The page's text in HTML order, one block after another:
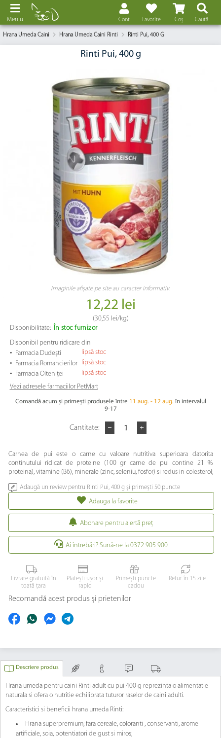
Coș
Favorite
Cont Caută
Meniu
Hrana Umeda Caini Hrana Umeda Caini Rinti Rinti Pui, 400 G
Rinti Pui, 400 g
Imaginile afișate pe site au caracter informativ.
12,22 lei
(30,55 lei/kg)
Disponibilitate:
În stoc furnizor
Disponibil pentru ridicare din
• Farmacia Dudești lipsă stoc
• Farmacia Romancierilor lipsă stoc
• Farmacia Olteniței
lipsă stoc
Vezi adresele farmaciilor PetMart
Comandă acum și primești produsele între 11 aug. - 12 aug. în intervalul
9-17
Cantitate:
Carnea de pui este o carne cu valoare nutritiva superioara datorita
continutului ridicat de proteine (100 gr carne de pui contine 21 %
proteina), vitamine (B6), minerale (zinc, seleniu, fosfor) si redus in colesterol;
Adaugă un review pentru Rinti Pui, 400 g și primești 50 puncte
Adauga la favorite
Abonare pentru alertă preţ
Ai întrebări? Sună-ne la 0372 905 900
Livrare gratuită în
toată țara
Platești ușor și
rapid
Primești puncte
cadou
Retur în 15 zile
Recomandă acest produs și prietenilor
Descriere produs
Hrana umeda pentru caini Rinti adult cu pui 400 g reprezinta o alimentatie
naturala si ofera o nutritie echilibrata tuturor raselor de caini adulti.
Caracteristici si beneficii hrana umeda Rinti:
Hrana superpremium; fara cereale, coloranti , conservanti, arome
artificiale, soia, potentiatori de gust si miros;